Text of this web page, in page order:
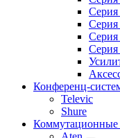
Серия
Серия
Конференц-
Televic
Shure